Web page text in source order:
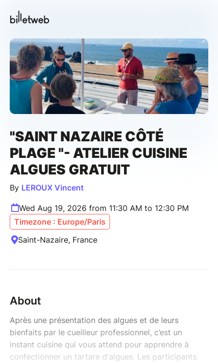
"SAINT NAZAIRE CÔTÉ
PLAGE "- ATELIER CUISINE
ALGUES GRATUIT
By LEROUX Vincent
Wed Aug 19, 2026 from 11:30 AM to 12:30 PM
Timezone : Europe/Paris
Saint-Nazaire, France
About
Après une présentation des algues et de leurs
bienfaits par le cueilleur professionnel, c’est un
instant cuisine qui vous attend pour apprendre à
confectionner un tartare d'algues. Les participants